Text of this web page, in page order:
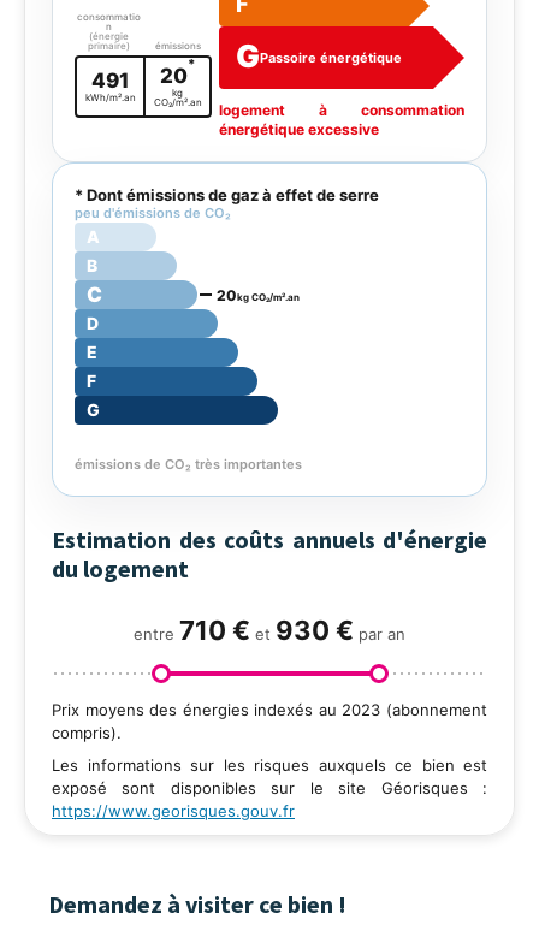
consommatio
n
(énergie
primaire)
émissions
491
kWh/m².an
20
*
kg
CO₂/m².an
GPassoire énergétique
logement à consommation
énergétique excessive
* Dont émissions de gaz à effet de serre
peu d'émissions de CO₂
A
B
C 20kg CO₂/m².an
D
E
F
G
émissions de CO₂ très importantes
Estimation des coûts annuels d'énergie
du logement
entre 710 € et 930 € par an
Prix moyens des énergies indexés au 2023 (abonnement
compris).
Les informations sur les risques auxquels ce bien est
exposé sont disponibles sur le site Géorisques :
https://www.georisques.gouv.fr
Demandez à visiter ce bien !